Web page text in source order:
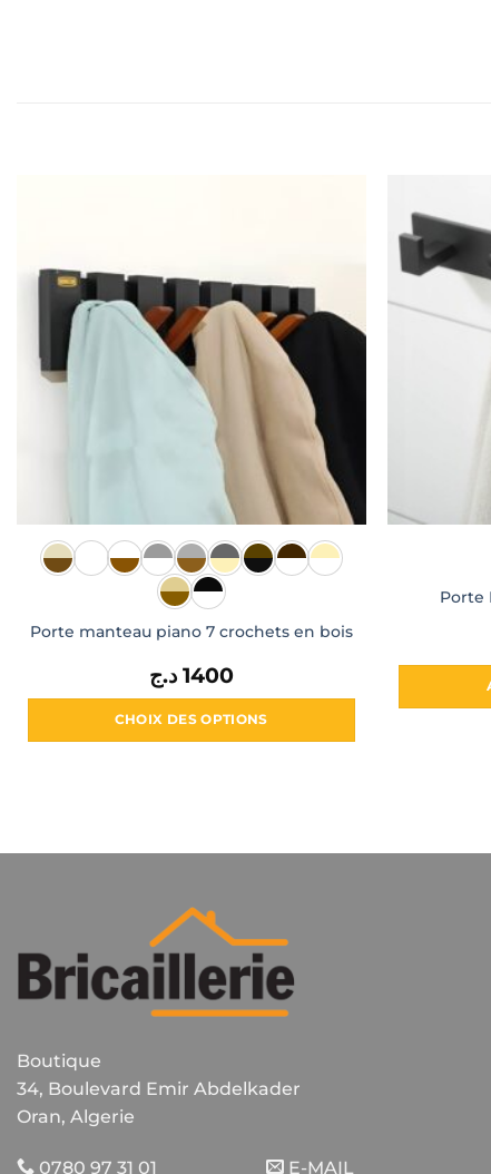
Porte manteau piano 7 crochets en bois
1400 د.ج
CHOIX DES OPTIONS
variations.
options
peuvent
être
choisies
sur
du
Porte
Boutique
34, Boulevard Emir Abdelkader
Oran, Algerie
0780 97 31 01 E-MAIL